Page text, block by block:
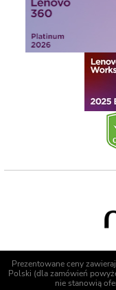
Prezentowane ceny
Polski (dla zamówień
nie stanowią